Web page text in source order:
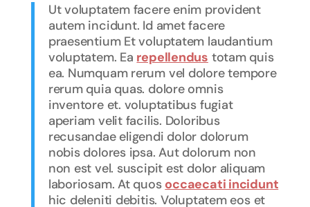
Ut voluptatem facere enim provident
autem incidunt. Id amet facere
praesentium Et voluptatem laudantium
voluptatem. Ea repellendus totam quis
ea. Numquam rerum vel dolore tempore
rerum quia quas. dolore omnis
inventore et. voluptatibus fugiat
aperiam velit facilis. Doloribus
recusandae eligendi dolor dolorum
nobis dolores ipsa. Aut dolorum non
non est vel. suscipit est dolor aliquam
laboriosam. At quos occaecati incidunt
hic deleniti debitis. Voluptatem eos et